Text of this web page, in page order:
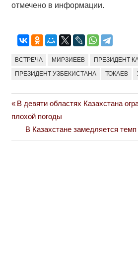
отмечено в информации.
ВСТРЕЧА МИРЗИЕЕВ ПРЕЗИДЕНТ
ПРЕЗИДЕНТ УЗБЕКИСТАНА ТОКАЕВ
Навигация
Previous
Post:
В девяти областях Казахстана
плохой погоды
Next
Post:
В Казахстане замедляется